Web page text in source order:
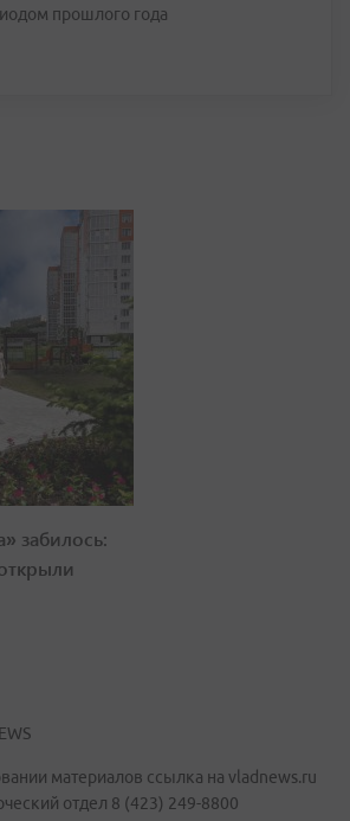
прошлого года
забилось:
материалов ссылка на vladnews.ru
отдел 8 (423) 249-8800